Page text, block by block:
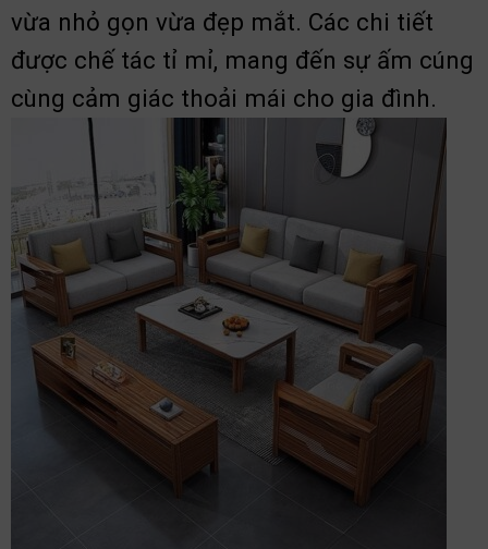
vừa nhỏ gọn vừa đẹp mắt. Các chi tiết
được chế tác tỉ mỉ, mang đến sự ấm cúng
cùng cảm giác thoải mái cho gia đình.